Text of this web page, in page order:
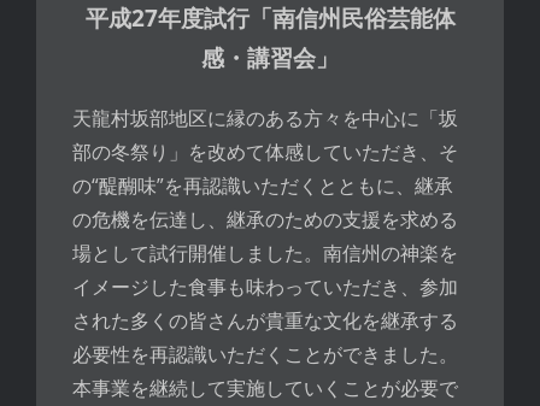
平成27年度試行「南信州民俗芸能体
感・講習会」
天龍村坂部地区に縁のある方々を中心に「坂
部の冬祭り」を改めて体感していただき、そ
の“醍醐味”を再認識いただくとともに、継承
の危機を伝達し、継承のための支援を求める
場として試行開催しました。南信州の神楽を
イメージした食事も味わっていただき、参加
された多くの皆さんが貴重な文化を継承する
必要性を再認識いただくことができました。
本事業を継続して実施していくことが必要で